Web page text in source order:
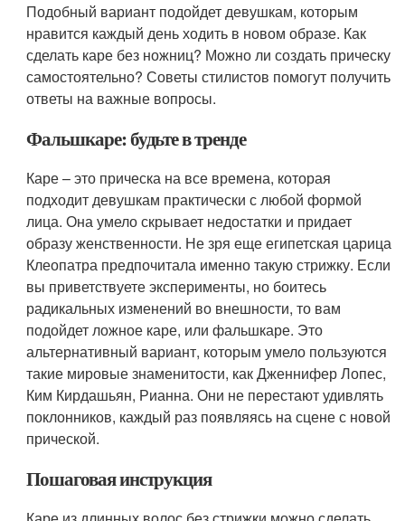
Подобный вариант подойдет девушкам, которым
нравится каждый день ходить в новом образе. Как
сделать каре без ножниц? Можно ли создать прическу
самостоятельно? Советы стилистов помогут получить
ответы на важные вопросы.
Фальшкаре: будьте в тренде
Каре – это прическа на все времена, которая
подходит девушкам практически с любой формой
лица. Она умело скрывает недостатки и придает
образу женственности. Не зря еще египетская царица
Клеопатра предпочитала именно такую стрижку. Если
вы приветствуете эксперименты, но боитесь
радикальных изменений во внешности, то вам
подойдет ложное каре, или фальшкаре. Это
альтернативный вариант, которым умело пользуются
такие мировые знаменитости, как Дженнифер Лопес,
Ким Кирдашьян, Рианна. Они не перестают удивлять
поклонников, каждый раз появляясь на сцене с новой
прической.
Пошаговая инструкция